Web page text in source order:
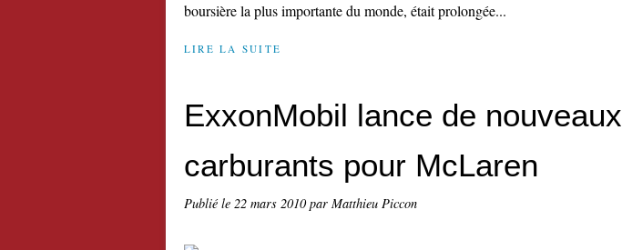
boursière la plus importante du monde, était prolongée...
LIRE LA SUITE
ExxonMobil lance de nouveaux
carburants pour McLaren
Publié le 22 mars 2010par Matthieu Piccon